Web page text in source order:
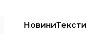
НовиниТексти